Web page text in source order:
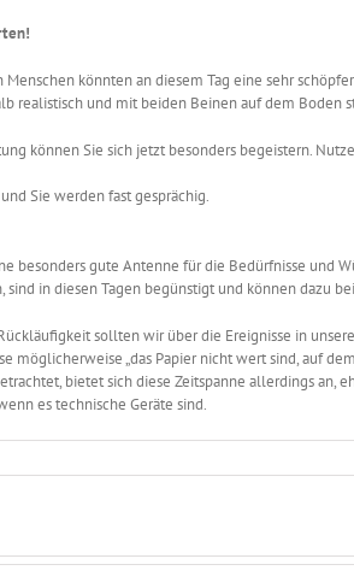
könnten an diesem Tag eine sehr
realistisch und mit beiden Beinen auf dem Boden
können Sie sich jetzt besonders begeistern.
Sie werden fast gesprächig.
besonders gute Antenne für die Bedürfnisse und
in diesen Tagen begünstigt und können dazu
sollten wir über die Ereignisse in
„das Papier nicht wert sind, auf
bietet sich diese Zeitspanne allerdings an,
es technische Geräte sind.